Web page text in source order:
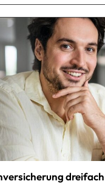
dreifach